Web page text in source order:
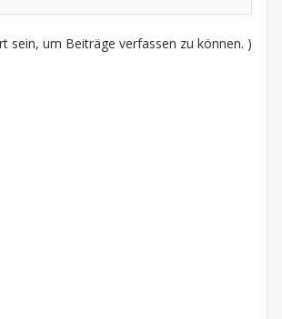
sein, um Beiträge verfassen zu können. )